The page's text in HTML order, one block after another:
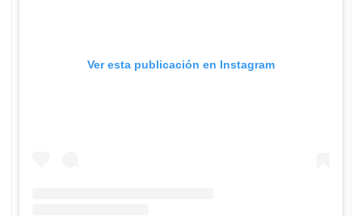
Ver esta publicación en Instagram